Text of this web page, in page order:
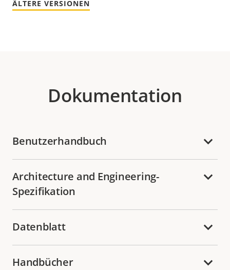
ÄLTERE VERSIONEN
Dokumentation
Benutzerhandbuch
Architecture and Engineering-
Spezifikation
Datenblatt
Handbücher